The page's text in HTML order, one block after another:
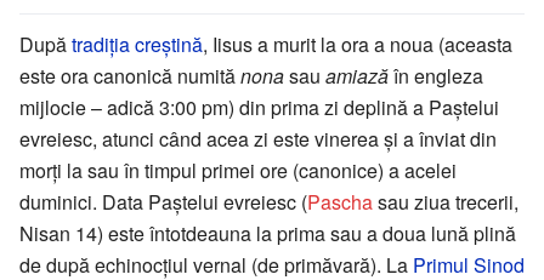
Dupătradiția creștină, Iisus a murit la ora a noua (aceasta
este ora canonică numitănonasau amiazăîn engleza
mijlocie – adică 3:00 pm) din prima zi deplină a Paștelui
evreiesc, atunci când acea zi este vinerea și a înviat din
morți la sau în timpul primei ore (canonice) a acelei
duminici. Data Paștelui evreiesc (Paschasau ziua trecerii,
Nisan 14) este întotdeauna la prima sau a doua lună plină
de după echinocțiul vernal (de primăvară). La Primul Sinod